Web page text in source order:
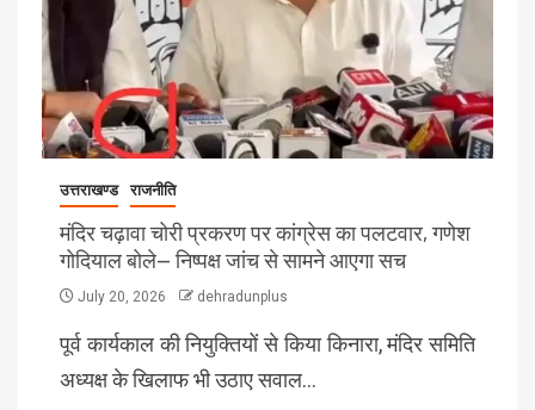
उत्तराखण्ड राजनीति
मंदिर चढ़ावा चोरी प्रकरण पर कांग्रेस का पलटवार, गणेश
गोदियाल बोले— निष्पक्ष जांच से सामने आएगा सच
July 20, 2026 dehradunplus
पूर्व कार्यकाल की नियुक्तियों से किया किनारा, मंदिर समिति
अध्यक्ष के खिलाफ भी उठाए सवाल…